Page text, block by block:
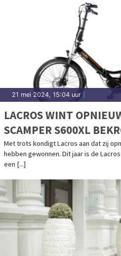
21 mei 2024, 15:04 uur
LACROS WINT
SCAMPER S600XL
Met trots kondigt Lacros aan dat zij
hebben gewonnen. Dit jaar is de
een [...]